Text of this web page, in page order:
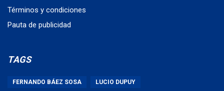
Términos y condiciones
Pauta de publicidad
TAGS
FERNANDO BÁEZ SOSA LUCIO DUPUY